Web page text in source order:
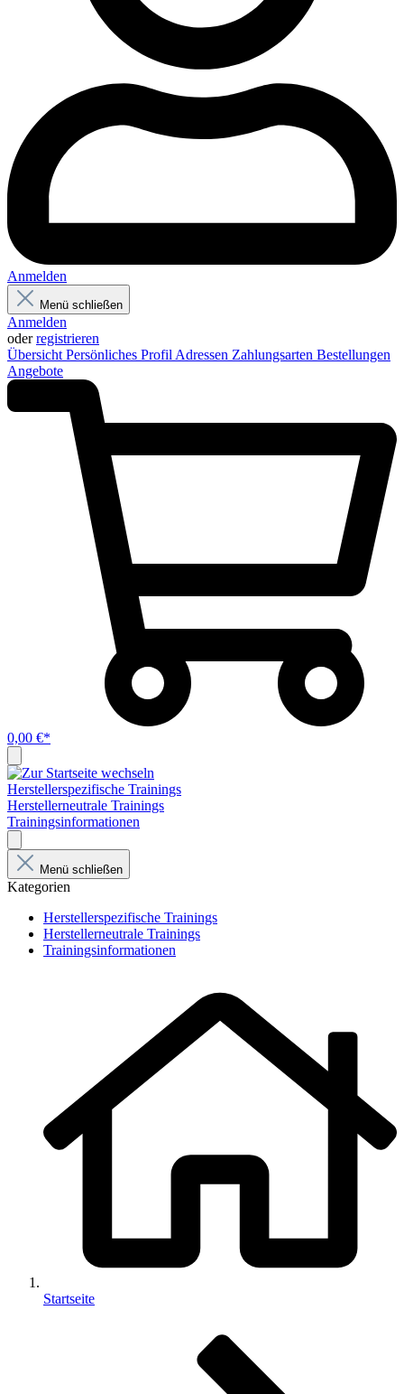
Anmelden
Menü schließen
Anmelden
oderregistrieren
Übersicht Persönliches Profil Adressen Zahlungsarten Bestellungen
Angebote
0,00 €*
Herstellerspezifische Trainings
Herstellerneutrale Trainings
Trainingsinformationen
Menü schließen
Kategorien
Herstellerspezifische Trainings
Herstellerneutrale Trainings
Trainingsinformationen
Startseite